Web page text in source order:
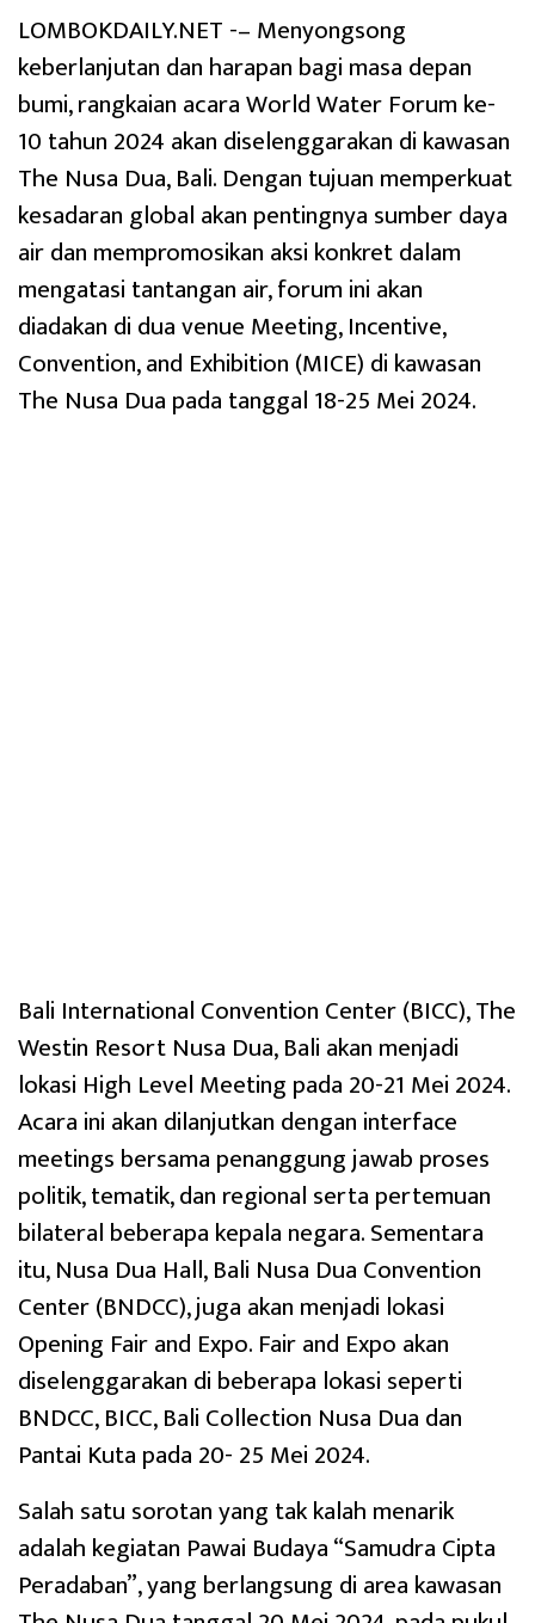
LOMBOKDAILY.NET -– Menyongsong
keberlanjutan dan harapan bagi masa depan
bumi, rangkaian acara World Water Forum ke-
10 tahun 2024 akan diselenggarakan di kawasan
The Nusa Dua, Bali. Dengan tujuan memperkuat
kesadaran global akan pentingnya sumber daya
air dan mempromosikan aksi konkret dalam
mengatasi tantangan air, forum ini akan
diadakan di dua venue Meeting, Incentive,
Convention, and Exhibition (MICE) di kawasan
The Nusa Dua pada tanggal 18-25 Mei 2024.
Bali International Convention Center (BICC), The
Westin Resort Nusa Dua, Bali akan menjadi
lokasi High Level Meeting pada 20-21 Mei 2024.
Acara ini akan dilanjutkan dengan interface
meetings bersama penanggung jawab proses
politik, tematik, dan regional serta pertemuan
bilateral beberapa kepala negara. Sementara
itu, Nusa Dua Hall, Bali Nusa Dua Convention
Center (BNDCC), juga akan menjadi lokasi
Opening Fair and Expo. Fair and Expo akan
diselenggarakan di beberapa lokasi seperti
BNDCC, BICC, Bali Collection Nusa Dua dan
Pantai Kuta pada 20- 25 Mei 2024.
Salah satu sorotan yang tak kalah menarik
adalah kegiatan Pawai Budaya “Samudra Cipta
Peradaban”, yang berlangsung di area kawasan